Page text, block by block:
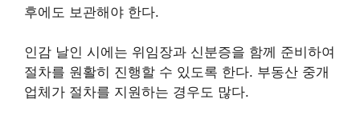
후에도 보관해야 한다.
인감 날인 시에는 위임장과 신분증을 함께 준비하여
절차를 원활히 진행할 수 있도록 한다. 부동산 중개
업체가 절차를 지원하는 경우도 많다.